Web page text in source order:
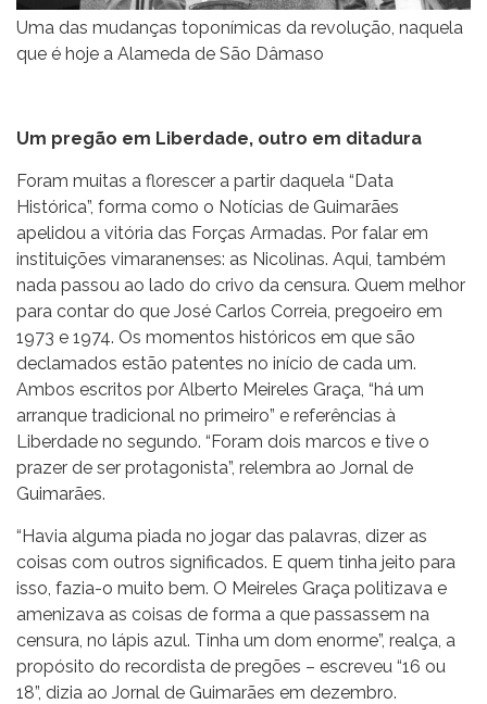
Uma das mudanças toponímicas da revolução, naquela
que é hoje a Alameda de São Dâmaso
Um pregão em Liberdade, outro em ditadura
Foram muitas a florescer a partir daquela “Data
Histórica”, forma como o Notícias de Guimarães
apelidou a vitória das Forças Armadas. Por falar em
instituições vimaranenses: as Nicolinas. Aqui, também
nada passou ao lado do crivo da censura. Quem melhor
para contar do que José Carlos Correia, pregoeiro em
1973 e 1974. Os momentos históricos em que são
declamados estão patentes no início de cada um.
Ambos escritos por Alberto Meireles Graça, “há um
arranque tradicional no primeiro” e referências à
Liberdade no segundo. “Foram dois marcos e tive o
prazer de ser protagonista”, relembra ao Jornal de
Guimarães.
“Havia alguma piada no jogar das palavras, dizer as
coisas com outros significados. E quem tinha jeito para
isso, fazia-o muito bem. O Meireles Graça politizava e
amenizava as coisas de forma a que passassem na
censura, no lápis azul. Tinha um dom enorme”, realça, a
propósito do recordista de pregões – escreveu “16 ou
18”, dizia ao Jornal de Guimarães em dezembro.